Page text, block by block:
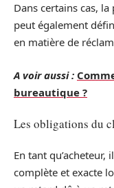
Dans certains cas,
peut également
en matière de
A voir aussi :
bureautique ?
Les obligations du
En tant
complète et exacte